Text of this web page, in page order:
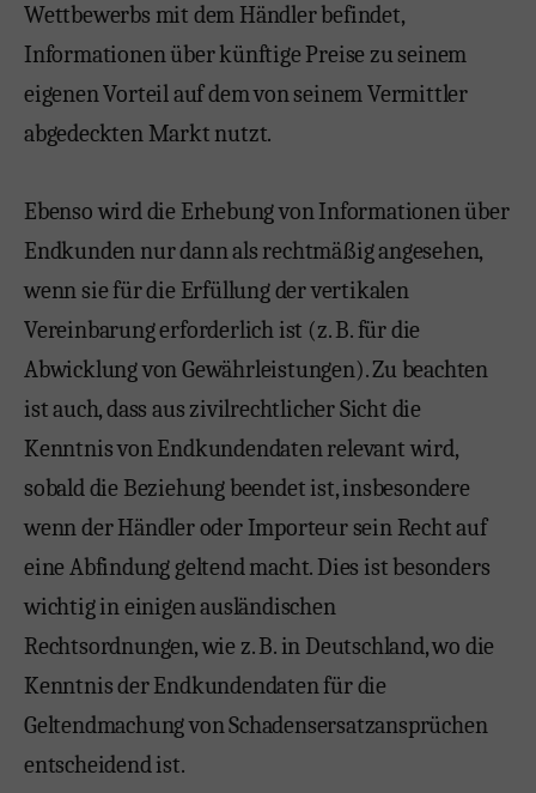
Wettbewerbs mit dem Händler befindet,
Informationen über künftige Preise zu seinem
eigenen Vorteil auf dem von seinem Vermittler
abgedeckten Markt nutzt.
Ebenso wird die Erhebung von Informationen über
Endkunden nur dann als rechtmäßig angesehen,
wenn sie für die Erfüllung der vertikalen
Vereinbarung erforderlich ist (z. B. für die
Abwicklung von Gewährleistungen). Zu beachten
ist auch, dass aus zivilrechtlicher Sicht die
Kenntnis von Endkundendaten relevant wird,
sobald die Beziehung beendet ist, insbesondere
wenn der Händler oder Importeur sein Recht auf
eine Abfindung geltend macht. Dies ist besonders
wichtig in einigen ausländischen
Rechtsordnungen, wie z. B. in Deutschland, wo die
Kenntnis der Endkundendaten für die
Geltendmachung von Schadensersatzansprüchen
entscheidend ist.